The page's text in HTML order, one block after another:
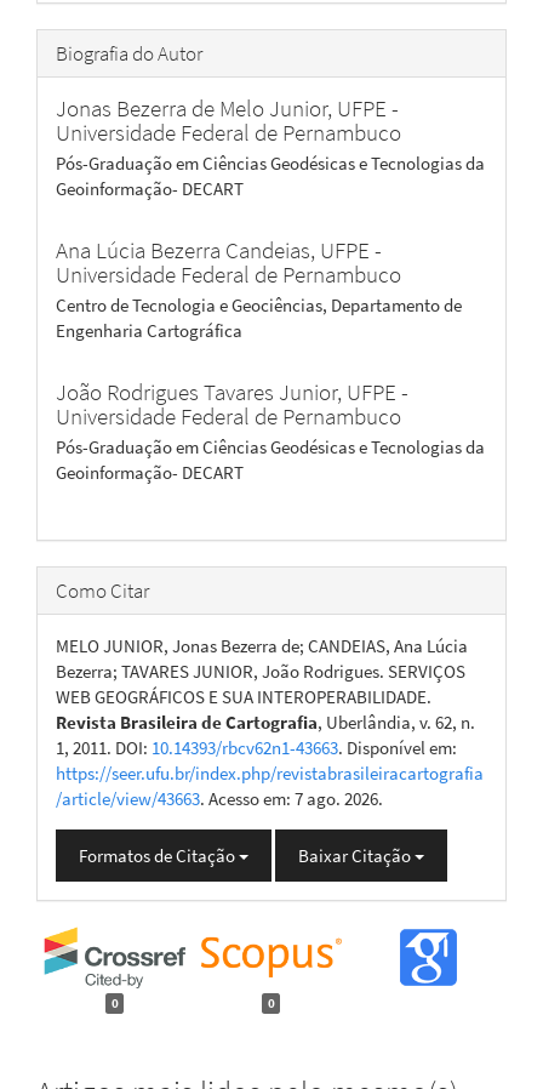
Biografia do Autor
Jonas Bezerra de Melo Junior, UFPE -
Universidade Federal de Pernambuco
Pós-Graduação em Ciências Geodésicas e Tecnologias da
Geoinformação- DECART
Ana Lúcia Bezerra Candeias, UFPE -
Universidade Federal de Pernambuco
Centro de Tecnologia e Geociências, Departamento de
Engenharia Cartográfica
João Rodrigues Tavares Junior, UFPE -
Universidade Federal de Pernambuco
Pós-Graduação em Ciências Geodésicas e Tecnologias da
Geoinformação- DECART
Como Citar
MELO JUNIOR, Jonas Bezerra de; CANDEIAS, Ana Lúcia
Bezerra; TAVARES JUNIOR, João Rodrigues. SERVIÇOS
WEB GEOGRÁFICOS E SUA INTEROPERABILIDADE.
Revista Brasileira de Cartografia, Uberlândia, v. 62, n.
1, 2011. DOI: 10.14393/rbcv62n1-43663. Disponível em:
https://seer.ufu.br/index.php/revistabrasileiracartografia
/article/view/43663. Acesso em: 7 ago. 2026.
Formatos de Citação Baixar Citação
0 0